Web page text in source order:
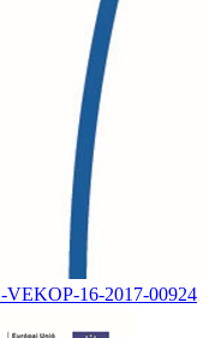
VEKOP-16-2017-00924